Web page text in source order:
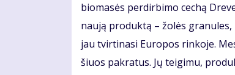
biomasės perdirbimo cechą
naują produktą – žolės
jau tvirtinasi Europos rinkoje.
šiuos pakratus. Jų teigimu,